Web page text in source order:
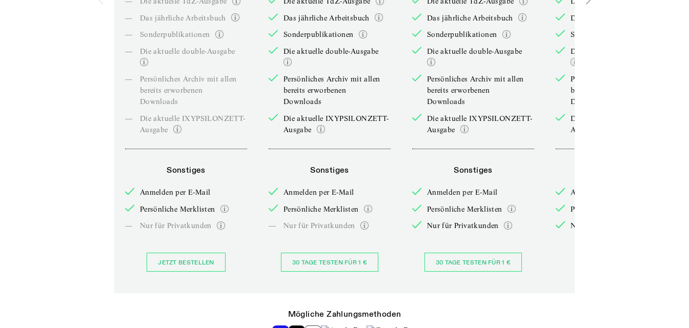
—
Das jährliche Arbeitsbuch
—
Sonderpublikationen
—
Die aktuelle double-Ausgabe
—
Persönliches Archiv mit allen
bereits erworbenen
Downloads
—
Die aktuelle IXYPSILONZETT-
Ausgabe
Sonstiges
Anmelden per E-Mail
Persönliche Merklisten
—
Nur für Privatkunden
JETZT BESTELLEN
Das jährliche Arbeitsbuch
Sonderpublikationen
Die aktuelle double-Ausgabe
Persönliches Archiv mit allen
bereits erworbenen
Downloads
Die aktuelle IXYPSILONZETT-
Ausgabe
Sonstiges
Anmelden per E-Mail
Persönliche Merklisten
—
Nur für Privatkunden
30 TAGE TESTEN FÜR 1 €
Das jährliche Arbeitsbuch
Sonderpublikationen
Die aktuelle double-Ausgabe
Persönliches Archiv mit allen
bereits erworbenen
Downloads
Die aktuelle IXYPSILONZETT-
Ausgabe
Sonstiges
Anmelden per E-Mail
Persönliche Merklisten
Nur für Privatkunden
30 TAGE TESTEN FÜR 1 €
Das jährliche Arbeitsbuch
Sonderpublikationen
Die aktuelle double-Ausgabe
Persönliches Archiv mit allen
bereits erworbenen
Downloads
Die aktuelle IXYPSILONZETT-
Ausgabe
Anmelden per E-Mail
Persönliche Merklisten
Nur für Privatkunden
Mögliche Zahlungsmethoden